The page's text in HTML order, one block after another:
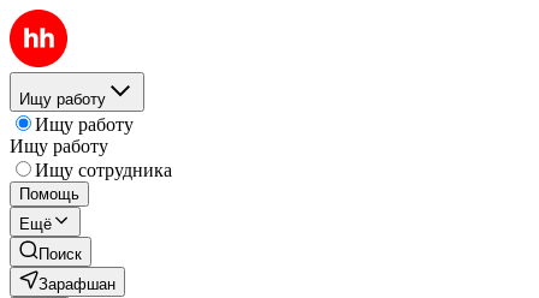
Ищу работу
Ищу работу
Ищу работу
Ищу сотрудника
Помощь
Ещё
Поиск
Зарафшан